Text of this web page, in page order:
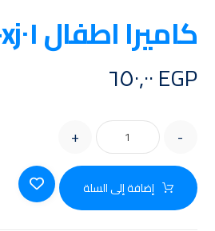
كاميرا اطفال xo xo-xj٠١
EGP
-
+
إضافة إلى السلة